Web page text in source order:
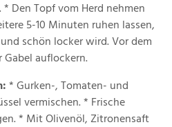
Den Topf vom Herd nehmen
5-10 Minuten ruhen lassen,
schön locker wird. Vor dem
Gabel auflockern.
* Gurken-, Tomaten- und
vermischen. * Frische
* Mit Olivenöl, Zitronensaft